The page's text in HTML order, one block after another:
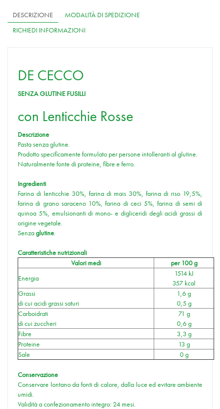
DESCRIZIONE
MODALITÀ DI SPEDIZIONE
RICHIEDI INFORMAZIONI
DE CECCO
SENZA GLUTINE FUSILLI
con Lenticchie Rosse
Descrizione
Pasta senza glutine.
Prodotto specificamente formulato per persone intolleranti al glutine.
Naturalmente fonte di proteine, fibre e ferro.
Ingredienti
Farina di lenticchie 30%, farina di mais 30%, farina di riso 19,5%,
farina di grano saraceno 10%, farina di ceci 5%, farina di semi di
quinoa 5%, emulsionanti di mono- e digliceridi degli acidi grassi di
origine vegetale.
Senzaglutine.
Caratteristiche nutrizionali
Valori medi
per 100 g
Energia
1514 kJ
357 kcal
Grassi
di cui acidi grassi saturi
1,6 g
0,5 g
Carboidrati
di cui zuccheri
71 g
0,6 g
Fibre
3,3 g
Proteine
13 g
Sale
0 g
Conservazione
Conservare lontano da fonti di calore, dalla luce ed evitare ambiente
umidi.
Validità a confezionamento integro: 24 mesi.